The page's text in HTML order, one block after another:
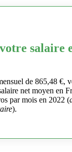
salaire
de 865,48 €,
net moyen en
par mois en 2022 (
).